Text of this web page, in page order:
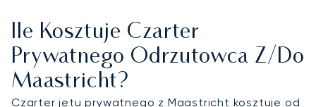
dyskretny transport do centrum miasta. Na
pokładzie Państwa prywatnego odrzutowca czeka
spersonalizowany katering, wyrafinowany komfort
i pełna prywatność.
Ile Kosztuje Czarter
Prywatnego Odrzutowca Z/do
Maastricht?
Czarter jetu prywatnego z Maastricht kosztuje od